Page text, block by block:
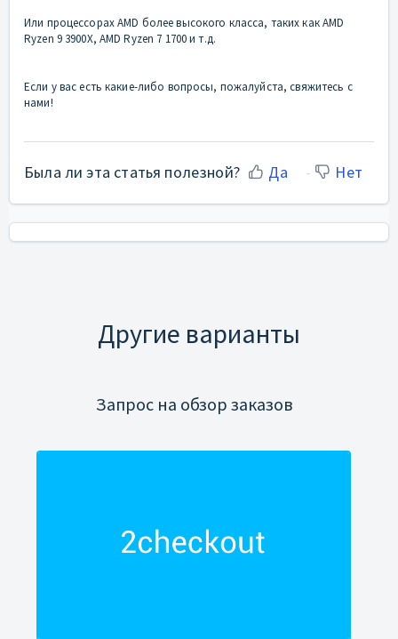
Или процессорах AMD более высокого класса, таких как AMD
Ryzen 9 3900X, AMD Ryzen 7 1700 и т.д.
Если у вас есть какие-либо вопросы, пожалуйста, свяжитесь с
нами!
Была ли эта статья полезной? Да Нет
Другие варианты
Запрос на обзор заказов